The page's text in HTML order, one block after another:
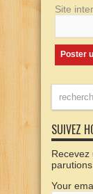
Site
SUIVEZ
Recevez
Your